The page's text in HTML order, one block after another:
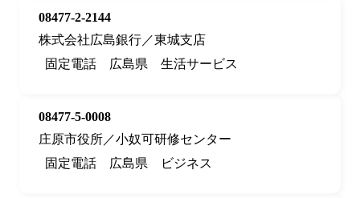
08477-2-2144
株式会社広島銀行／東城支店
固定電話
広島県 生活サービス
08477-5-0008
庄原市役所／小奴可研修センター
固定電話
広島県 ビジネス